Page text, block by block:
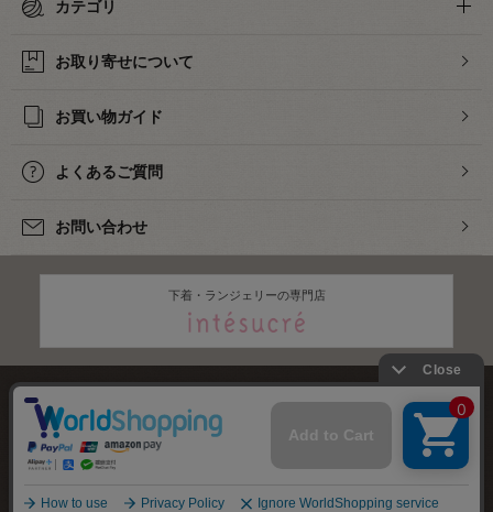
カテゴリ
お取り寄せについて
お買い物ガイド
よくあるご質問
お問い合わせ
下着・ランジェリーの専門店
会社概要 採用情報
特定商取引法に基づく表記 サイトマップ
2012-2026OKADAYA CO.,LTD.